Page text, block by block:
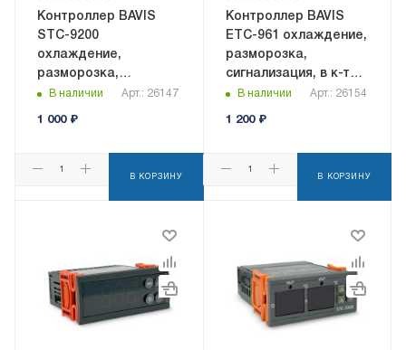
Контроллер BAVIS
STC-9200
охлаждение,
разморозка,
вентилятор,
В наличии Арт.: 26147
1 000₽
В КОРЗИНУ
Контроллер BAVIS
ETC-961 охлаждение,
разморозка,
сигнализация, в к-те
датчик NTC
В наличии Арт.: 26154
1 200₽
В КОРЗИНУ